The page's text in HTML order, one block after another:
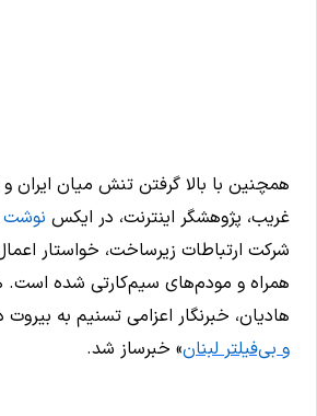
همچنین با بالا گرفتن تنش میان ایران و
غریب، پژوهشگر اینترنت، در ایکس نوشت
شرکت ارتباطات زیرساخت، خواستار
همراه و مودم‌های سیم‌کارتی شده
هادیان، خبرنگار اعزامی تسنیم به بیروت
و بی‌فیلتر لبنان» خبرساز شد.